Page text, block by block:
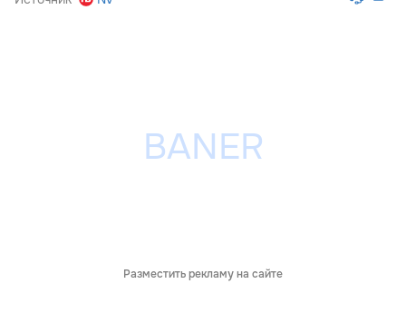
Разместить рекламу на сайте